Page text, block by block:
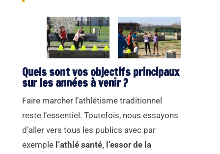
Quels sont vos objectifs principaux
sur les années à venir ?
Faire marcher l’athlétisme traditionnel
reste l’essentiel. Toutefois, nous essayons
d’aller vers tous les publics avec par
exemple l’athlé santé, l’essor de la